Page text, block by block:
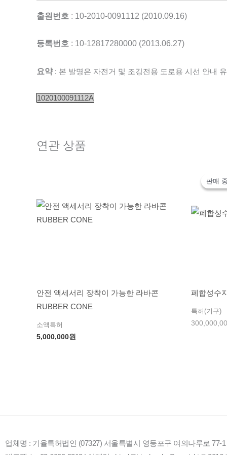
출원번호 : 10-2010-0091112 (2010.09.16)
등록번호 : 10-12817280000 (2013.06.27)
요약 : 본 발명은 자전거 및 조깅전용 도로용 시선 안내
1020100091112A
연관 상품
안전 액세서리 장착이 가능한 라바콘
RUBBER CONE
소액특허
5,000,000원
판매
판매
폐합성수
특허(기구)
업체명 : 기율특허법인 (07327) 서울특별시 영등포구 여의나루로 77-